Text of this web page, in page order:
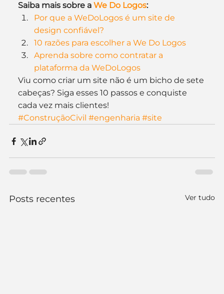
Saiba mais sobre a We Do Logos:
Por que a WeDoLogos é um site de
design confiável?
10 razões para escolher a We Do Logos
Aprenda sobre como contratar a
plataforma da WeDoLogos
Viu como criar um site não é um bicho de sete
cabeças? Siga esses 10 passos e conquiste
cada vez mais clientes!
#ConstruçãoCivil #engenharia #site
Posts recentes Ver tudo